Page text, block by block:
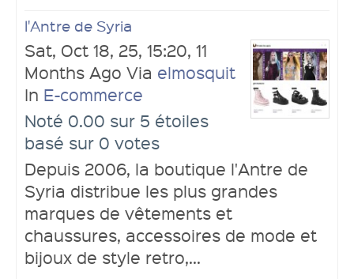
l'Antre de Syria
Sat, Oct 18, 25, 15:20, 11
Months Ago Via elmosquit
In E-commerce
Noté 0.00 sur 5 étoiles
basé sur 0 votes
Depuis 2006, la boutique l'Antre de
Syria distribue les plus grandes
marques de vêtements et
chaussures, accessoires de mode et
bijoux de style retro,...